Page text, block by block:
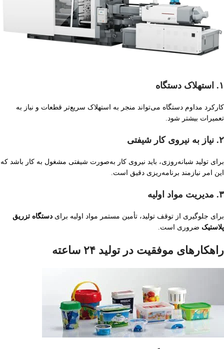
۱. استهلاک دستگاه
کارکرد مداوم دستگاه می‌تواند منجر به استهلاک سریع‌تر قطعات و نیاز به
تعمیرات بیشتر شود.
۲. نیاز به نیروی کار شیفتی
برای تولید شبانه‌روزی، باید نیروی کار به‌صورت شیفتی مشغول به کار باشد که
این امر نیازمند برنامه‌ریزی دقیق است.
۳. مدیریت مواد اولیه
برای جلوگیری از توقف تولید، تأمین مستمر مواد اولیه برای دستگاه تزریق
پلاستیک ضروری است.
راهکارهای موفقیت در تولید ۲۴ ساعته